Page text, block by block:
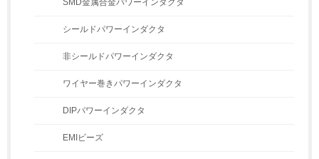
SMD金属合金パワーインダクタ
シールドパワーインダクタ
非シールドパワーインダクタ
ワイヤー巻きパワーインダクタ
DIPパワーインダクタ
EMIビーズ